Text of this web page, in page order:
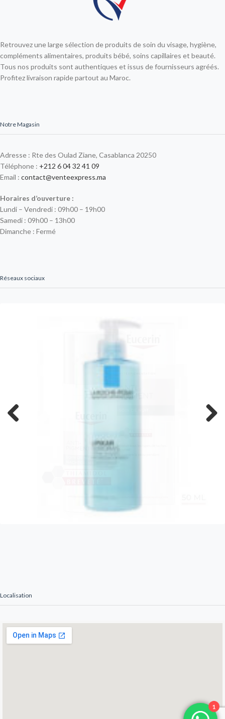
Retrouvez une large sélection de produits de soin du visage, hygiène,
compléments alimentaires, produits bébé, soins capillaires et beauté.
Tous nos produits sont authentiques et issus de fournisseurs agréés.
Profitez livraison rapide partout au Maroc.
Notre Magasin
Adresse : Rte des Oulad Ziane, Casablanca 20250
Téléphone : +212 6 04 32 41 09
Email : contact@venteexpress.ma
Horaires d’ouverture :
Lundi – Vendredi : 09h00 – 19h00
Samedi : 09h00 – 13h00
Dimanche : Fermé
Réseaux sociaux
Localisation
1